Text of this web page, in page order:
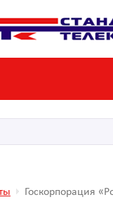
Госкорпорация